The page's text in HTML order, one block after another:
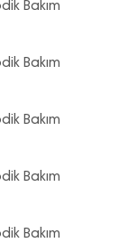
Bakım
Bakım
Bakım
Bakım
Bakım